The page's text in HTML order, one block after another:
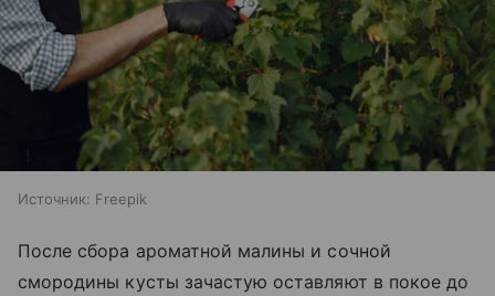
Источник: Freepik
После сбора ароматной малины и сочной
смородины кусты зачастую оставляют в покое до